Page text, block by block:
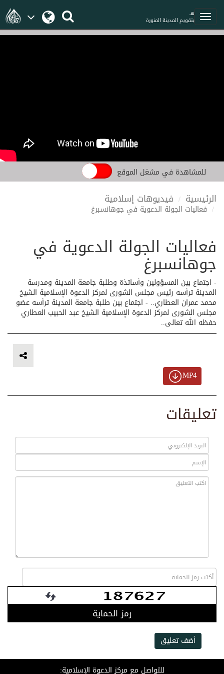
هـ
بتقويم المدينة المنورة
للمشاهدة في مشغل الموقع
الرئيسية فيديوهات إسلامية
فعاليات الجولة الدعوية في جوهانسبرغ
فعاليات الجولة الدعوية في
جوهانسبرغ
- اجتماع بين المسؤولين وأساتذة وطلبة جامعة المدينة ومدرسة
المدينة ترأسه رئيس مجلس الشورى لمركز الدعوة الإسلامية الشيخ
محمد عمران العطاري.. - اجتماع بين طلبة جامعة المدينة ترأسه عضو
مجلس الشورى لمركز الدعوة الإسلامية الشيخ عبد الحبيب العطاري
حفظه الله تعالى..
MP4
تعليقات
رمز الحماية
أضف تعليق
للتواصل مع مركز الدعوة الإسلامية: